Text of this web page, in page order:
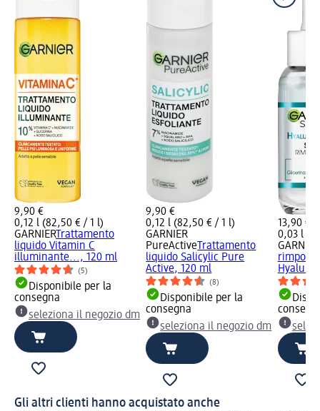
9,90 €
0,12 l (82,50 € / 1 l)
GARNIERTrattamento
liquido Vitamin C
illuminante..., 120 ml
(5)
Disponibile per la
consegna
seleziona il negozio dm
9,90 €
0,12 l (82,50 € / 1 l)
GARNIER
PureActive Trattamento
liquido Salicylic Pure
Active, 120 ml
(8)
Disponibile per la
consegna
seleziona il negozio dm
13,90 €
0,03 l
Gli altri clienti hanno acquistato anche